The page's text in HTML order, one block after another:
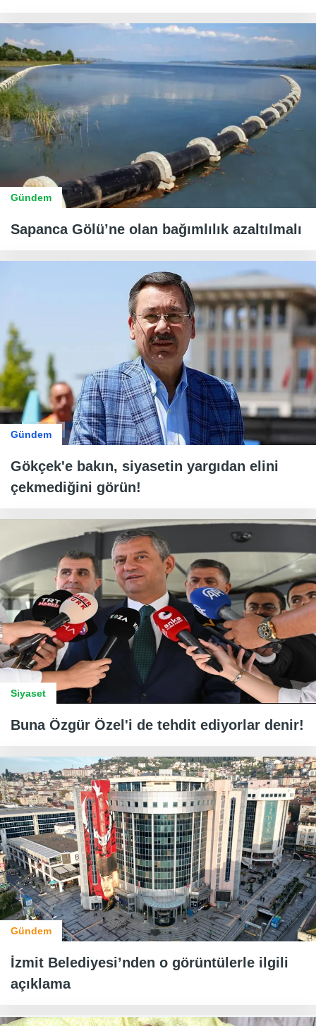
Gündem
Sapanca Gölü’ne olan bağımlılık azaltılmalı
Gündem
Gökçek'e bakın, siyasetin yargıdan elini
çekmediğini görün!
Siyaset
Buna Özgür Özel'i de tehdit ediyorlar denir!
Gündem
İzmit Belediyesi’nden o görüntülerle ilgili
açıklama